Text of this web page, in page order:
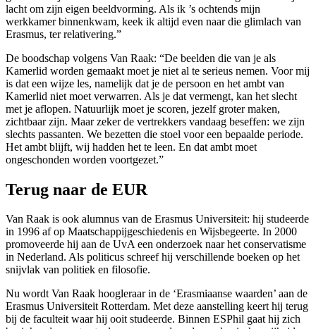
lacht om zijn eigen beeldvorming. Als ik ’s ochtends mijn
werkkamer binnenkwam, keek ik altijd even naar die glimlach van
Erasmus, ter relativering.”
De boodschap volgens Van Raak: “De beelden die van je als
Kamerlid worden gemaakt moet je niet al te serieus nemen. Voor mij
is dat een wijze les, namelijk dat je de persoon en het ambt van
Kamerlid niet moet verwarren. Als je dat vermengt, kan het slecht
met je aflopen. Natuurlijk moet je scoren, jezelf groter maken,
zichtbaar zijn. Maar zeker de vertrekkers vandaag beseffen: we zijn
slechts passanten. We bezetten die stoel voor een bepaalde periode.
Het ambt blijft, wij hadden het te leen. En dat ambt moet
ongeschonden worden voortgezet.”
Terug naar de EUR
Van Raak is ook alumnus van de Erasmus Universiteit: hij studeerde
in 1996 af op Maatschappijgeschiedenis en Wijsbegeerte. In 2000
promoveerde hij aan de UvA een onderzoek naar het conservatisme
in Nederland. Als politicus schreef hij verschillende boeken op het
snijvlak van politiek en filosofie.
Nu wordt Van Raak hoogleraar in de ‘Erasmiaanse waarden’ aan de
Erasmus Universiteit Rotterdam. Met deze aanstelling keert hij terug
bij de faculteit waar hij ooit studeerde. Binnen ESPhil gaat hij zich